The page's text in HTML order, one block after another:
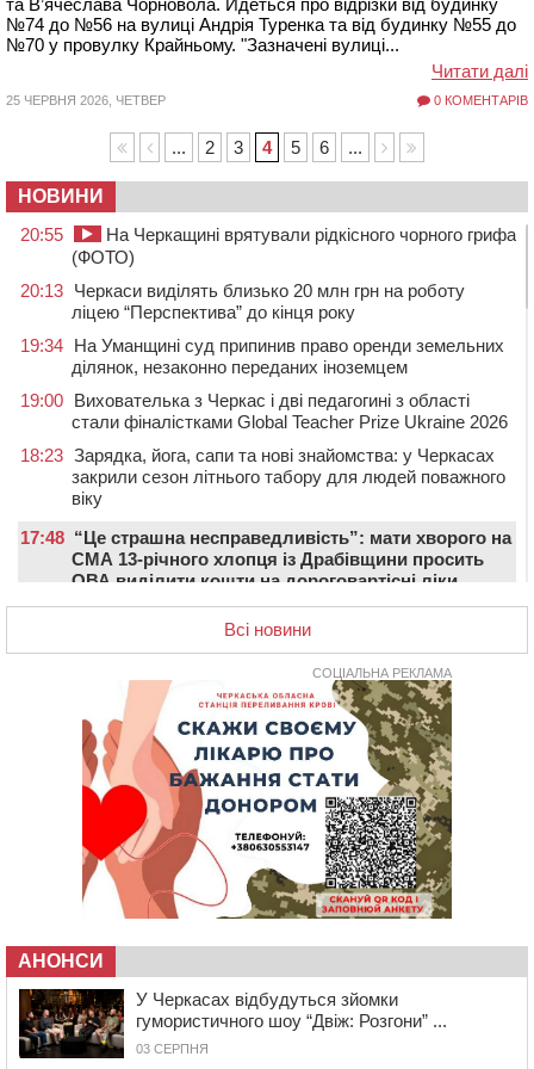
№74 до №56 на вулиці Андрія Туренка та від будинку №55 до
№70 у провулку Крайньому. "Зазначені вулиці...
Читати далі
25 ЧЕРВНЯ 2026, ЧЕТВЕР 0 КОМЕНТАРІВ
... 2 3 4 5 6 ...
НОВИНИ
20:55
На Черкащині врятували рідкісного чорного грифа
(ФОТО)
20:13 Черкаси виділять близько 20 млн грн на роботу
ліцею “Перспектива” до кінця року
19:34 На Уманщині суд припинив право оренди земельних
ділянок, незаконно переданих іноземцем
19:00 Вихователька з Черкас і дві педагогині з області
стали фіналістками Global Teacher Prize Ukraine 2026
18:23 Зарядка, йога, сапи та нові знайомства: у Черкасах
закрили сезон літнього табору для людей поважного
віку
17:48 “Це страшна несправедливість”: мати хворого на
СМА 13-річного хлопця із Драбівщини просить
ОВА виділити кошти на дороговартісні ліки
На Уманщині судитимуть колишню очільницю відділу
освіти через закупівлю електрики за завищеною
У Черкасах провели в останню путь двох
загиблих воїнів
До 1 вересня у Черкасах оновлюють дорожню
розмітку біля навчальних закладів (ФОТОФАКТ)
На честь загиблого захисника і чемпіона світу в
Черкасах відкрили спортивно-реабілітаційний центр
На Звенигородщині, попри заборону міськради,
проведуть “Ше.Fest”
роботі електромереж та комунальних служб
14:02 На Черкащині намолотили перший мільйон тонн
зерна нового врожаю
13:40 На Кам’янщині сталася масштабна пожежа
сміттєзвалища
Всі новини
СОЦІАЛЬНА РЕКЛАМА
АНОНСИ
У Черкасах відбудуться зйомки
гумористичного шоу “Двіж: Розгони” ...
03 СЕРПНЯ